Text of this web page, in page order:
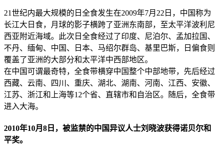
21世纪内最大规模的日全食发生在2009年7月22日，中国称为
长江大日食，月球的影子横跨了亚洲东南部，至太平洋波利尼
西亚附近海域。此次日全食经过了印度、尼泊尔、孟加拉国、
不丹、缅甸、中国、日本、马绍尔群岛、基里巴斯，日偏食则
覆盖了亚洲的大部分和太平洋中西部地区。
在中国可谓最奇特，全食带横穿中国整个中部地带，先后经过
西藏、云南、四川、重庆、湖北、湖南、河南、江西、安徽、
江苏、浙江和上海等12个省、直辖市和自治区。随后，全食带
进入大海。
2010年10月8日，被监禁的中国异议人士刘晓波获得诺贝尔和
平奖。